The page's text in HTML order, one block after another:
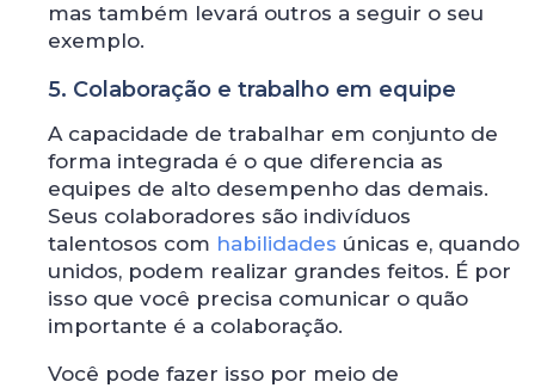
mas também levará outros a seguir o seu
exemplo.
5. Colaboração e trabalho em equipe
A capacidade de trabalhar em conjunto de
forma integrada é o que diferencia as
equipes de alto desempenho das demais.
Seus colaboradores são indivíduos
talentosos com habilidades únicas e, quando
unidos, podem realizar grandes feitos. É por
isso que você precisa comunicar o quão
importante é a colaboração.
Você pode fazer isso por meio de